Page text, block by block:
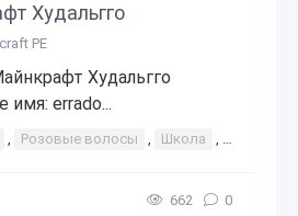
Худальгго
PE
Худальгго
имя: errado...
, Розовые волосы , Школа , Ученица
662 0